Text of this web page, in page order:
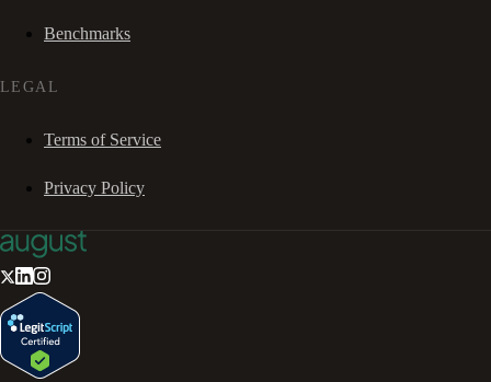
Benchmarks
LEGAL
Terms of Service
Privacy Policy